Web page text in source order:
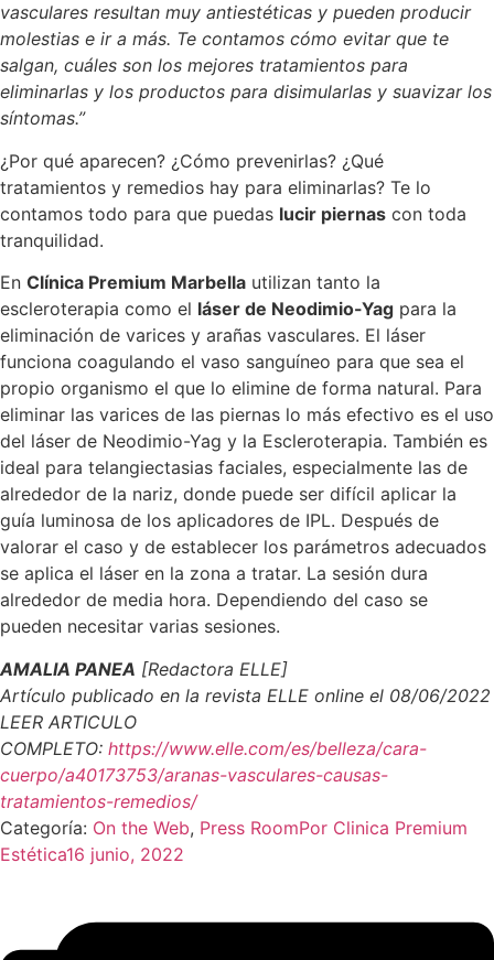
vasculares resultan muy antiestéticas y pueden producir
molestias e ir a más. Te contamos cómo evitar que te
salgan, cuáles son los mejores tratamientos para
eliminarlas y los productos para disimularlas y suavizar los
síntomas.”
¿Por qué aparecen? ¿Cómo prevenirlas? ¿Qué
tratamientos y remedios hay para eliminarlas? Te lo
contamos todo para que puedas lucir piernas con toda
tranquilidad.
En Clínica Premium Marbella utilizan tanto la
escleroterapia como el láser de Neodimio-Yag para la
eliminación de varices y arañas vasculares. El láser
funciona coagulando el vaso sanguíneo para que sea el
propio organismo el que lo elimine de forma natural. Para
eliminar las varices de las piernas lo más efectivo es el uso
del láser de Neodimio-Yag y la Escleroterapia. También es
ideal para telangiectasias faciales, especialmente las de
alrededor de la nariz, donde puede ser difícil aplicar la
guía luminosa de los aplicadores de IPL. Después de
valorar el caso y de establecer los parámetros adecuados
se aplica el láser en la zona a tratar. La sesión dura
alrededor de media hora. Dependiendo del caso se
pueden necesitar varias sesiones.
AMALIA PANEA [Redactora ELLE]
Artículo publicado en la revista ELLE online el 08/06/2022
LEER ARTICULO
COMPLETO: https://www.elle.com/es/belleza/cara-
cuerpo/a40173753/aranas-vasculares-causas-
tratamientos-remedios/
Categoría: On the Web, Press RoomPor Clinica Premium
Estética16 junio, 2022